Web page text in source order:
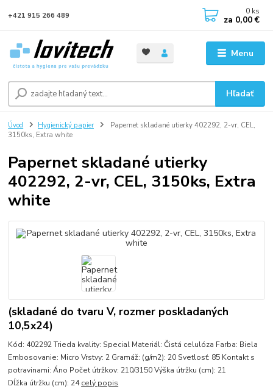
Menu
Hľadať
+421 915 266 489 0 ks
za 0,00 €
Úvod Hygienický papier
Papernet skladané utierky 402292, 2-vr, CEL,
3150ks, Extra white
Papernet skladané utierky
402292, 2-vr, CEL, 3150ks, Extra
white
(skladané do tvaru V, rozmer poskladaných
10,5x24)
Kód: 402292 Trieda kvality: Special Materiál: Čistá celulóza Farba: Biela
Embosovanie: Micro Vrstvy: 2 Gramáž: (g/m2): 20 Svetlosť: 85 Kontakt s
potravinami: Áno Počet útržkov: 210/3150 Výška útržku (cm): 21
Dĺžka útržku (cm): 24celý popis